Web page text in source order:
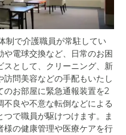
制で介護職員が常駐してい
電球交換など、日常のお困
スとして、クリーニング、新
問美容などの手配もいたし
のお部屋に緊急通報装置を2
良や不意な転倒などによる
で職員が駆けつけます。ま
様の健康管理や医療ケアを行